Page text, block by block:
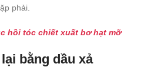
phải.
hồi tóc chiết xuất bơ hạt mỡ
bằng dầu xả